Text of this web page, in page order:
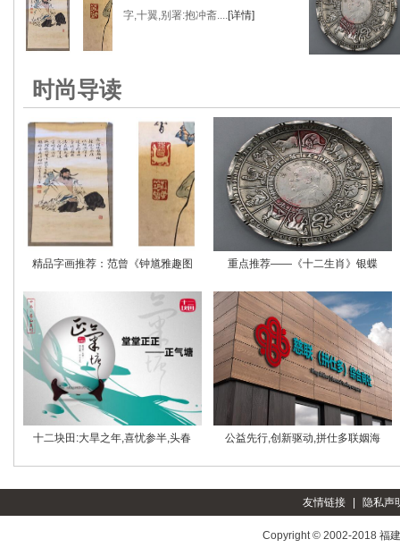
字,十翼,别署:抱冲斋....[详情]
时尚导读
精品字画推荐：范曾《钟馗雅趣图 重点推荐——《十二生肖》银蝶
十二块田:大旱之年,喜忧参半,头春 公益先行,创新驱动,拼仕多联姻海
友情链接 隐私声
Copyright © 2002-2018福